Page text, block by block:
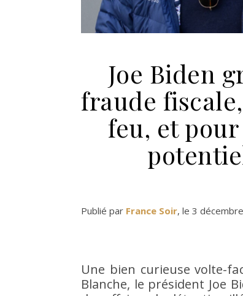
Joe Biden
fraude
feu, et
Publié par France Soir, le 3
Une bien curieuse volte-
Blanche, le président Joe